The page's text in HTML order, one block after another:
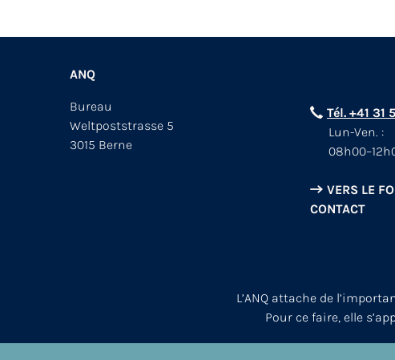
ANQ
Bureau
Weltpoststrasse 5
3015 Berne
Tél. +41 31
Lun-Ven. :
VERS LE
CONTACT
L’ANQ attache de
Pour ce faire, elle